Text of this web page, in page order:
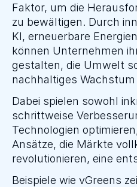
Faktor, um die
zu bewältigen. Durch
KI, erneuerbare
können Unternehmen
gestalten, die Umwelt
nachhaltiges
Dabei spielen sowohl
schrittweise
Technologien
Ansätze, die Märkte
revolutionieren, eine
Beispiele wie vGreens